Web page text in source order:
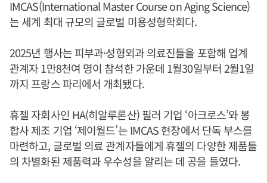
IMCAS(International Master Course on Aging Science)
는 세계 최대 규모의 글로벌 미용성형학회다.
2025년 행사는 피부과·성형외과 의료진들을 포함해 업계
관계자 1만8천여 명이 참석한 가운데 1월30일부터 2월1일
까지 프랑스 파리에서 개최됐다.
휴젤 자회사인 HA(히알루론산) 필러 기업 ‘아크로스’와 봉
합사 제조 기업 ‘제이월드’는 IMCAS 현장에서 단독 부스를
마련하고, 글로벌 의료 관계자들에게 휴젤의 다양한 제품들
의 차별화된 제품력과 우수성을 알리는 데 공을 들였다.